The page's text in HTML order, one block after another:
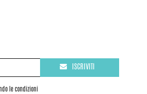
le condizioni
ISCRIVITI